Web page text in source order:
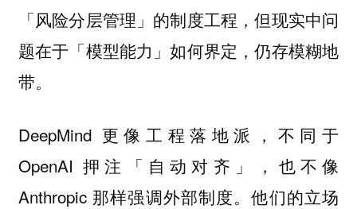
「风险分层管理」的制度工程，但现实中问
题在于「模型能力」如何界定，仍存模糊地
带。
DeepMind 更像工程落地派，不同于
OpenAI 押注「自动对齐」，也不像
Anthropic 那样强调外部制度。他们的立场